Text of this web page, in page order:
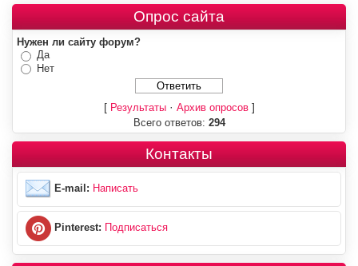
Опрос сайта
Нужен ли сайту форум?
Да
Нет
[ Результаты· Архив опросов]
Всего ответов: 294
Контакты
E-mail: Написать
Pinterest: Подписаться